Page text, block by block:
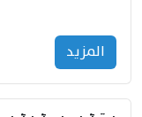
المزید